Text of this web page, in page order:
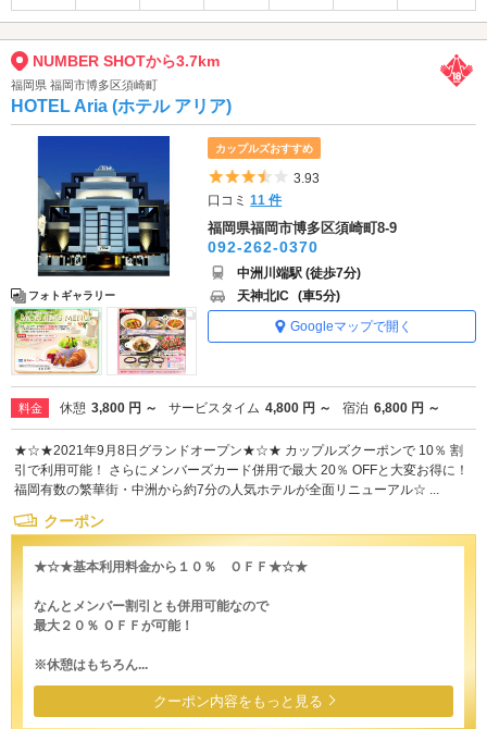
NUMBER SHOTから3.7km
福岡県 福岡市博多区須崎町
HOTEL Aria (ホテル アリア)
フォトギャラリー
カップルズおすすめ
5つ星のうち3.5
3.93
口コミ11 件
福岡県福岡市博多区須崎町8-9
092-262-0370
中洲川端駅 (徒歩7分)
天神北IC (車5分)
Googleマップで開く
料金 休憩 3,800 円 ～ サービスタイム 4,800 円 ～ 宿泊 6,800 円 ～
★☆★2021年9月8日グランドオープン★☆★ カップルズクーポンで 10％ 割
引で利用可能！ さらにメンバーズカード併用で最大 20％ OFFと大変お得に！
福岡有数の繁華街・中洲から約7分の人気ホテルが全面リニューアル☆ ...
クーポン
★☆★基本利用料金から１０％ ＯＦＦ★☆★
なんとメンバー割引とも併用可能なので
最大２０％ ＯＦＦが可能！
※休憩はもちろん...
クーポン内容をもっと見る